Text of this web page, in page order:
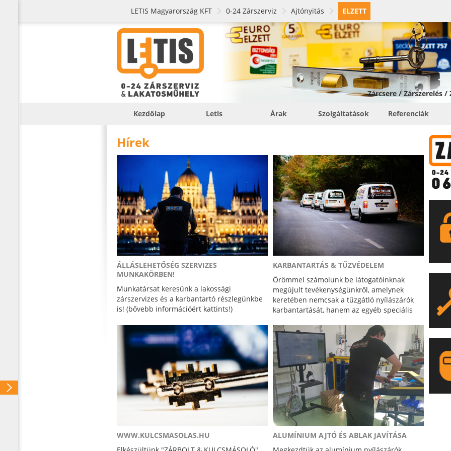
LETIS Magyarország KFT 0-24 Zárszerviz Ajtónyitás ELZETT
Zárcsere / Zárszerelés
Kezdőlap Letis Árak Szolgáltatások Referenciák
Hírek
ÁLLÁSLEHETŐSÉG SZERVIZES
MUNKAKÖRBEN!
Munkatársat keresünk a lakossági
zárszervizes és a karbantartó részlegünkbe
is! (bővebb információért kattints!)
KARBANTARTÁS & TŰZVÉDELEM
Örömmel számolunk be látogatóinknak
megújult tevékenységünkről, amelynek
keretében nemcsak a tűzgátló nyílászárók
karbantartását, hanem az egyéb speciális
szerelvényezési feladatokat is elvégezzük.
WWW.KULCSMASOLAS.HU
ALUMÍNIUM AJTÓ ÉS ABLAK JAVÍTÁSA